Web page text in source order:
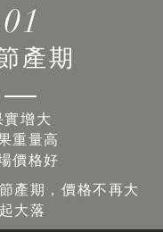
01
產期
實增大
重量高
價格好
產期，價格不再大
起大落